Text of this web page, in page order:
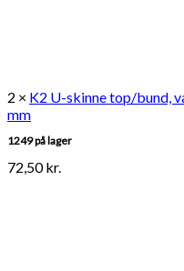
2 × K2 U-skinne top/bund,
mm
1249 på lager
72,50kr.